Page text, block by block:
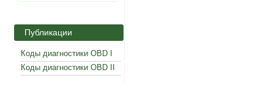
Публикации
Коды диагностики OBD I
Коды диагностики OBD II